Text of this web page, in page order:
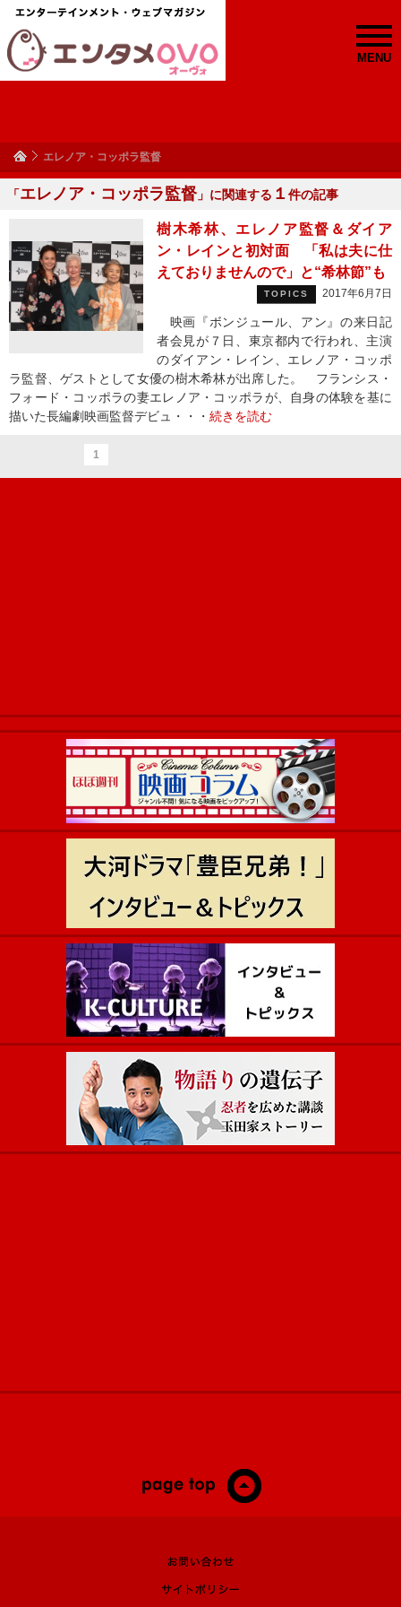
MENU
エレノア・コッポラ監督
「エレノア・コッポラ監督 」に関連する １ 件の記事
樹木希林、エレノア監督＆ダイア
ン・レインと初対面 「私は夫に仕
えておりませんので」と“希林節”も
TOPICS 2017年6月7日
映画『ボンジュール、アン』の来日記
者会見が７日、東京都内で行われ、主演
のダイアン・レイン、エレノア・コッポ
ラ監督、ゲストとして女優の樹木希林が出席した。 フランシス・
フォード・コッポラの妻エレノア・コッポラが、自身の体験を基に
描いた長編劇映画監督デビュ・・・ 続きを読む
1